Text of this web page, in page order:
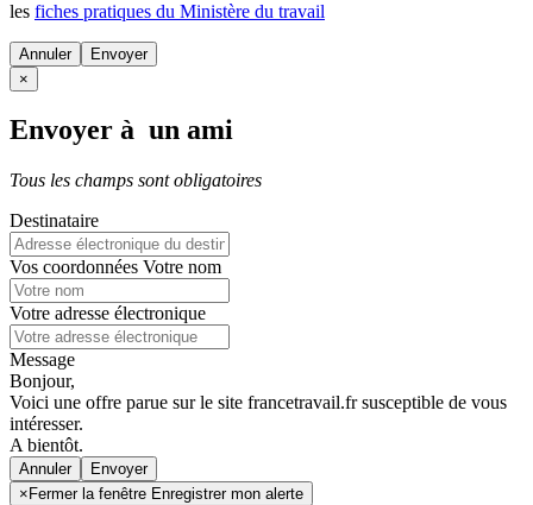
les fiches pratiques du Ministère du travail
Annuler
×
Envoyer à un ami
Tous les champs sont obligatoires
Destinataire
Vos coordonnées Votre nom
Votre adresse électronique
Message
Bonjour,
Voici une offre parue sur le site francetravail.fr susceptible de vous
intéresser.
A bientôt.
Annuler
× Fermer la fenêtre Enregistrer mon alerte